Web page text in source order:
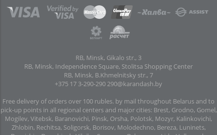
RB, Minsk, Gikalo str., 3
RB, Minsk, Independence Square, Stolitsa Shopping Center
RB, Minsk, B.Khmelnitsky str., 7
+375 17 3-290-290 290@karandash.by
Free delivery of orders over 100 rubles. by mail throughout Belarus and to
pick-up points in all regional centers and major cities: Brest, Grodno, Gomel,
Mogilev, Vitebsk, Baranovichi, Pinsk, Orsha, Polotsk, Mozyr, Kalinkovichi,
Zhlobin, Rechitsa, Soligorsk, Borisov, Molodechno, Bereza, Luninets,